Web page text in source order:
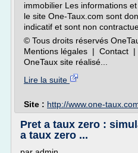
immobilier Les informations
le site One-Taux.com sont
indicatif et sont non
© Tous droits réservés
Mentions légales | Contact
OneTaux site réalisé...
Lire la suite
Site : http://www.one-
Pret a taux zero :
a taux zero ...